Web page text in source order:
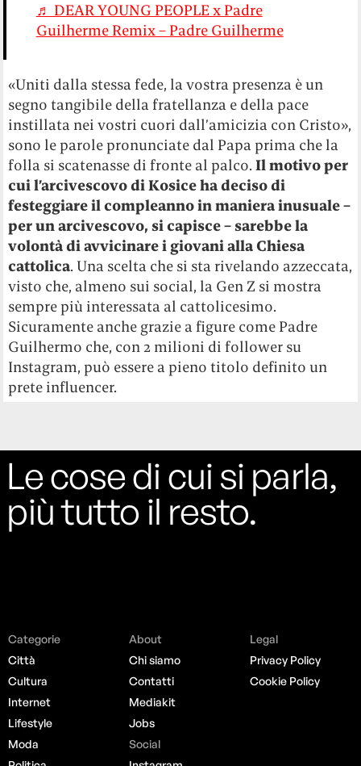
♬ DEAR YOUNG PEOPLE x Padre
Guilherme Remix – Padre Guilherme
«Uniti dalla stessa fede, la vostra presenza è un
segno tangibile della fratellanza e della pace
instillata nei vostri cuori dall’amicizia con Cristo»,
sono le parole pronunciate dal Papa prima che la
folla si scatenasse di fronte al palco.Il motivo per
cui l’arcivescovo di Kosice ha deciso di
festeggiare il compleanno in maniera inusuale –
per un arcivescovo, si capisce – sarebbe la
volontà di avvicinare i giovani alla Chiesa
cattolica. Una scelta che si sta rivelando azzeccata,
visto che, almeno sui social, la Gen Z si mostra
sempre più interessata al cattolicesimo.
Sicuramente anche grazie a figure come Padre
Guilhermo che, con 2 milioni di follower su
Instagram, può essere a pieno titolo definito un
prete influencer.
Le cose di cui si parla,
più tutto il resto.
Categorie
Città
Cultura
Internet
Lifestyle
Moda
About
Chi siamo
Contatti
Mediakit
Jobs
Social
Legal
Privacy Policy
Cookie Policy